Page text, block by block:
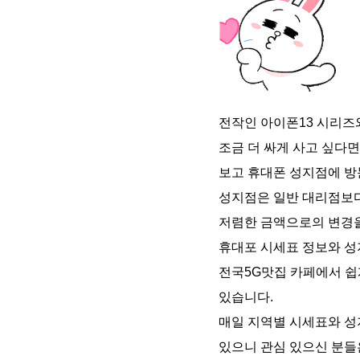
전작인 아이폰13 시리
조금 더 싸게 사고 싶다
보고 휴대폰 성지점에
성지점은 일반 대리점보
저렴한 금액으로의 변경
휴대포 시세표 정보와
전국5G맛집 카페에서
있습니다.
매일 지역별 시세표와
있으니 관심 있으신 분